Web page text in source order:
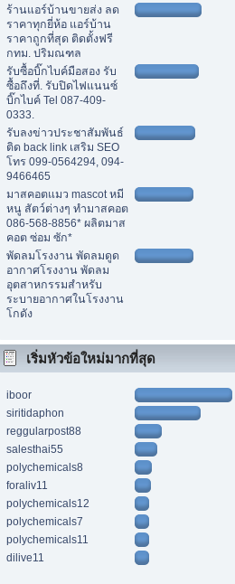
ร้านแอร์บ้านขายส่ง ลด
ราคาทุกยี่ห้อ แอร์บ้าน
ราคาถูกที่สุด ติดตั้งฟรี
กทม. ปริมณฑล
รับซื้อบิ๊กไบค์มือสอง รับ
ซื้อถึงที่. รับปิดไฟแนนซ์
บิ๊กไบค์ Tel 087-409-
0333.
รับลงข่าวประชาสัมพันธ์
ติด back link เสริม SEO
โทร 099-0564294, 094-
9466465
มาสคอตแมว mascot หมี
หนู สัตว์ต่างๆ ทำมาสคอต
086-568-8856* ผลิตมาส
คอต ซ่อม ซัก*
พัดลมโรงงาน พัดลมดูด
อากาศโรงงาน พัดลม
อุตสาหกรรมสำหรับ
ระบายอากาศในโรงงาน
โกดัง
เริ่มหัวข้อใหม่มากที่สุด
iboor
siritidaphon
reggularpost88
salesthai55
polychemicals8
foraliv11
polychemicals12
polychemicals7
polychemicals11
dilive11